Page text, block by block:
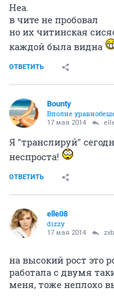
Неа.
в чите не пробовал
но их читинская
каждой была видна
ОТВЕТИТЬ
Bounty
Вполне
17 мая 2014
Я "транслируй"
неспроста!
ОТВЕТИТЬ
elle08
dizzy
17 мая 2014
на высокий рост это
работала с двумя
меня, тоже неплохо